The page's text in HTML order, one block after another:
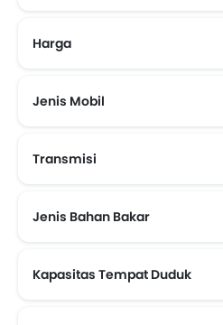
Harga
Jenis Mobil
Transmisi
Jenis Bahan Bakar
Kapasitas Tempat Duduk